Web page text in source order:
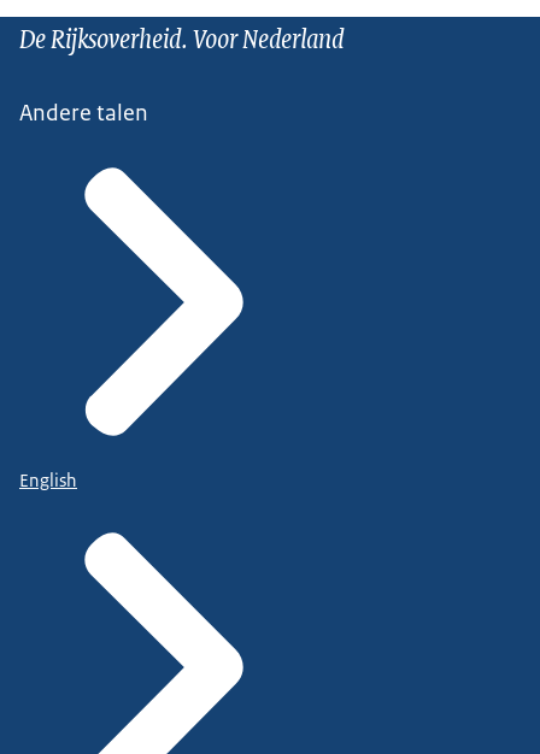
De Rijksoverheid. Voor Nederland
Andere talen
English